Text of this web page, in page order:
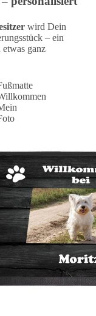
wird Dein
– ein
etwas ganz